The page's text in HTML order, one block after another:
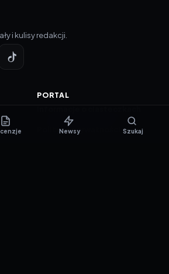
i kulisy redakcji.
PORTAL
Polityka prywatności
Newsy Szukaj